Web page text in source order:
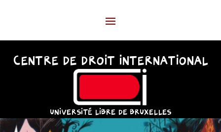
CENTRE DE DROIT INTERNATIONAL
UNIVERSITÉ LIBRE DE BRUXELLES